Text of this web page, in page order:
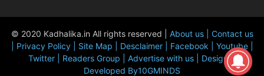
© 2020 Kadhalika.in All rights reserved | About us | Contact us
Privacy Policy | Site Map | Desclaimer | Facebook | Youtube |
Twitter | Readers Group | Advertise with us | Design &
Developed By10GMINDS